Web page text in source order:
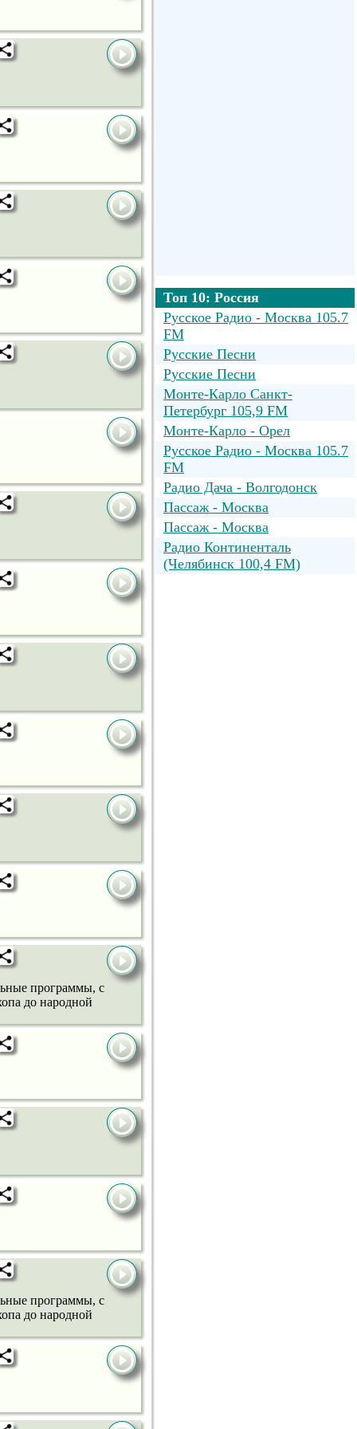
программы, с
до народной
программы, с
до народной
Топ 10: Россия
Русское Радио - Москва 105.7
FM
Русские Песни
Русские Песни
Монте-Карло Санкт-
Петербург 105,9 FM
Монте-Карло - Орел
Русское Радио - Москва 105.7
FM
Радио Дача - Волгодонск
Пассаж - Москва
Пассаж - Москва
Радио Континенталь
(Челябинск 100,4 FM)